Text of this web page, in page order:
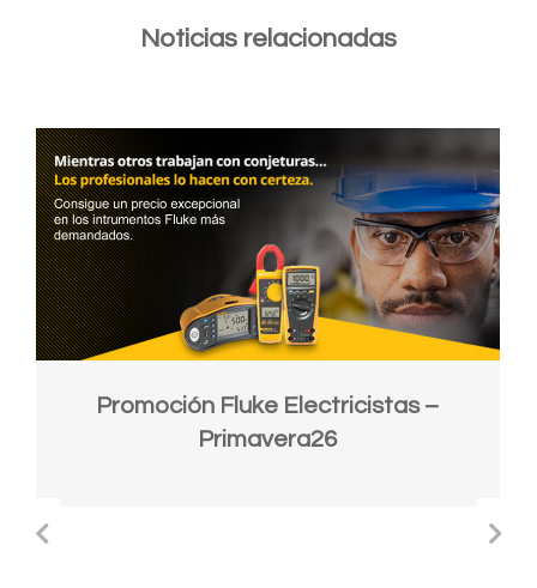
Noticias relacionadas
Promoción Fluke Electricistas –
Primavera26